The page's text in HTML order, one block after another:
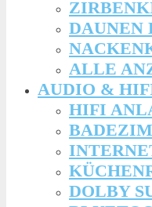
DAUNEN
ALLE
AUDIO &
HIFI
DOLBY